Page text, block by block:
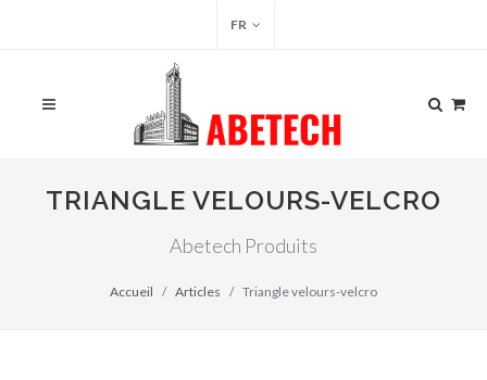
FR
TRIANGLE VELOURS-VELCRO
Abetech Produits
Accueil Articles Triangle velours-velcro